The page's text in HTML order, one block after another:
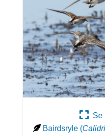
Se
Bairdsryle (